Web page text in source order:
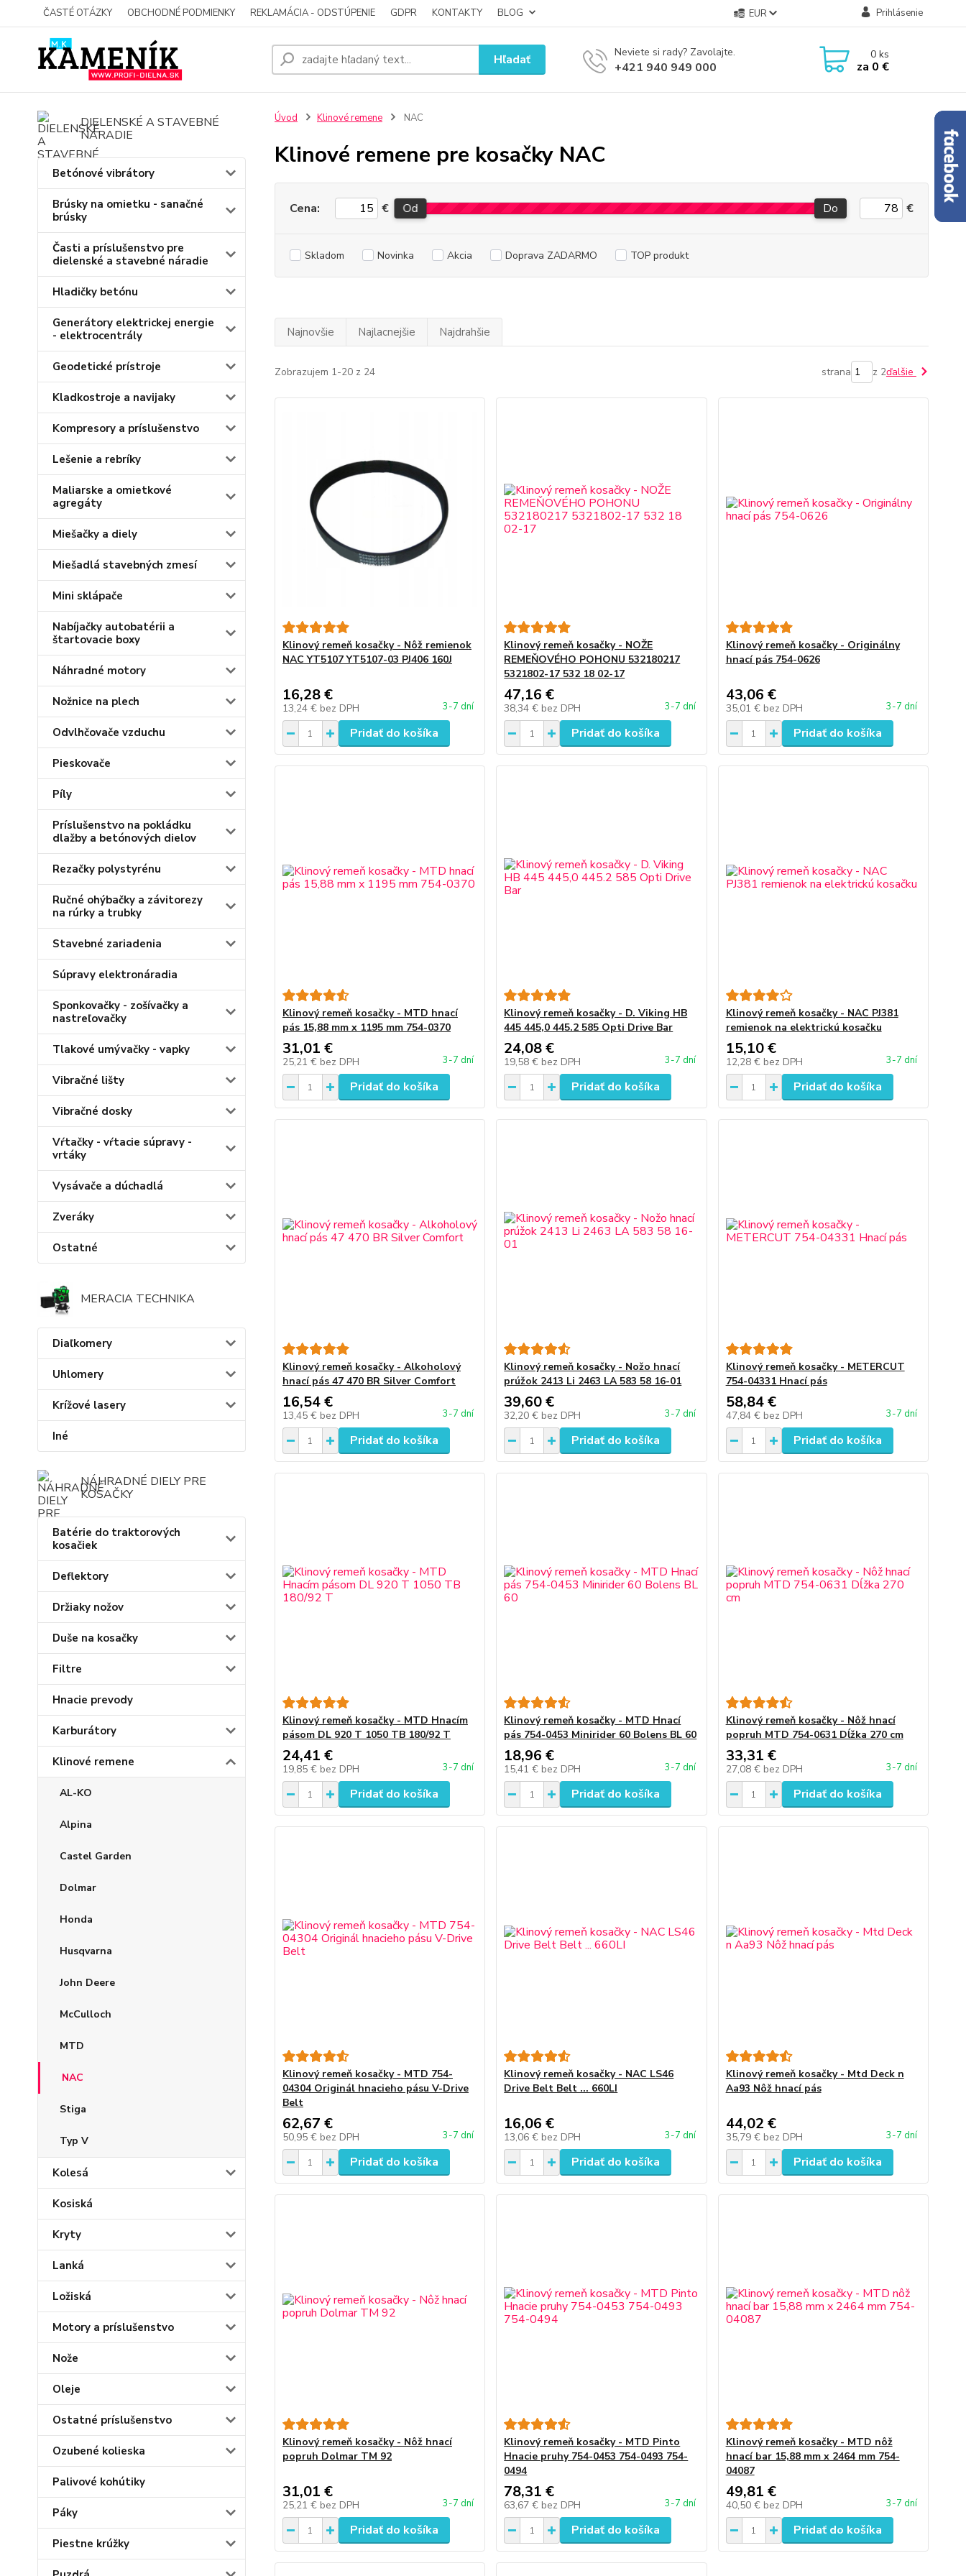
ČASTÉ OTÁZKY OBCHODNÉ PODMIENKY REKLAMÁCIA - ODSTÚPENIE GDPR KONTAKTY BLOG EUR Prihlásenie
Hľadať Neviete si rady? Zavolajte.
+421 940 949 000
0ks
za 0 €
DIELENSKÉ A STAVEBNÉ
NÁRADIE
Betónové vibrátory
Brúsky na omietku - sanačné
brúsky
Časti a príslušenstvo pre
dielenské a stavebné náradie
Hladičky betónu
Generátory elektrickej energie
- elektrocentrály
Geodetické prístroje
Kladkostroje a navijaky
Kompresory a príslušenstvo
Lešenie a rebríky
Maliarske a omietkové
agregáty
Miešačky a diely
Miešadlá stavebných zmesí
Mini sklápače
Nabíjačky autobatérii a
štartovacie boxy
Náhradné motory
Nožnice na plech
Odvlhčovače vzduchu
Pieskovače
Píly
Príslušenstvo na pokládku
dlažby a betónových dielov
Rezačky polystyrénu
Ručné ohýbačky a závitorezy
na rúrky a trubky
Stavebné zariadenia
Súpravy elektronáradia
Sponkovačky - zošívačky a
nastreľovačky
Tlakové umývačky - vapky
Vibračné lišty
Vibračné dosky
Vŕtačky - vŕtacie súpravy -
vrtáky
Vysávače a dúchadlá
Zveráky
Ostatné
MERACIA TECHNIKA
Diaľkomery
Uhlomery
Krížové lasery
Iné
NÁHRADNÉ DIELY PRE
KOSAČKY
Batérie do traktorových
kosačiek
Deflektory
Držiaky nožov
Duše na kosačky
Filtre
Hnacie prevody
Karburátory
Klinové remene
AL-KO
Alpina
Castel Garden
Dolmar
Honda
Husqvarna
John Deere
McCulloch
MTD
NAC
Stiga
Typ V
Kolesá
Kosiská
Kryty
Lanká
Ložiská
Motory a príslušenstvo
Nože
Oleje
Ostatné príslušenstvo
Ozubené kolieska
Palivové kohútiky
Páky
Piestne krúžky
Úvod Klinové remene NAC
Klinové remene pre kosačky NAC
Cena: € Od Do €
Skladom Novinka Akcia Doprava ZADARMO TOP produkt
Najnovšie Najlacnejšie Najdrahšie
Zobrazujem 1-20 z 24 strana z 2ďalšie
Klinový remeň kosačky - Nôž remienok
NAC YT5107 YT5107-03 PJ406 160J
16,28 €
13,24 € bez DPH 3-7 dní
Pridať do košíka
Klinový remeň kosačky - NOŽE
REMEŇOVÉHO POHONU 532180217
5321802-17 532 18 02-17
47,16 €
38,34 € bez DPH 3-7 dní
Pridať do košíka
Klinový remeň kosačky - Originálny
hnací pás 754-0626
43,06 €
35,01 € bez DPH 3-7 dní
Pridať do košíka
Klinový remeň kosačky - MTD hnací
pás 15,88 mm x 1195 mm 754-0370
31,01 €
25,21 € bez DPH 3-7 dní
Pridať do košíka
Klinový remeň kosačky - D. Viking HB
445 445,0 445.2 585 Opti Drive Bar
24,08 €
19,58 € bez DPH 3-7 dní
Pridať do košíka
Klinový remeň kosačky - NAC PJ381
remienok na elektrickú kosačku
15,10 €
12,28 € bez DPH 3-7 dní
Pridať do košíka
Klinový remeň kosačky - Alkoholový
hnací pás 47 470 BR Silver Comfort
16,54 €
13,45 € bez DPH 3-7 dní
Pridať do košíka
Klinový remeň kosačky - Nožo hnací
prúžok 2413 Li 2463 LA 583 58 16-01
39,60 €
32,20 € bez DPH 3-7 dní
Pridať do košíka
Klinový remeň kosačky - METERCUT
754-04331 Hnací pás
58,84 €
47,84 € bez DPH 3-7 dní
Pridať do košíka
Klinový remeň kosačky - MTD Hnacím
pásom DL 920 T 1050 TB 180/92 T
24,41 €
19,85 € bez DPH 3-7 dní
Pridať do košíka
Klinový remeň kosačky - MTD Hnací
pás 754-0453 Minirider 60 Bolens BL 60
18,96 €
15,41 € bez DPH 3-7 dní
Pridať do košíka
Klinový remeň kosačky - Nôž hnací
popruh MTD 754-0631 Dĺžka 270 cm
33,31 €
27,08 € bez DPH 3-7 dní
Pridať do košíka
Klinový remeň kosačky - MTD 754-
04304 Originál hnacieho pásu V-Drive
Belt
62,67 €
50,95 € bez DPH 3-7 dní
Pridať do košíka
Klinový remeň kosačky - NAC LS46
Drive Belt Belt ... 660LI
16,06 €
13,06 € bez DPH 3-7 dní
Pridať do košíka
Klinový remeň kosačky - Mtd Deck n
Aa93 Nôž hnací pás
44,02 €
35,79 € bez DPH 3-7 dní
Pridať do košíka
Klinový remeň kosačky - Nôž hnací
popruh Dolmar TM 92
31,01 €
25,21 € bez DPH 3-7 dní
Pridať do košíka
Klinový remeň kosačky - MTD Pinto
Hnacie pruhy 754-0453 754-0493 754-
0494
78,31 €
63,67 € bez DPH 3-7 dní
Pridať do košíka
Klinový remeň kosačky - MTD nôž
hnací bar 15,88 mm x 2464 mm 754-
04087
49,81 €
40,50 € bez DPH 3-7 dní
Pridať do košíka